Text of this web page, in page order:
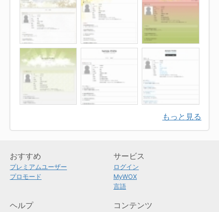
もっと見る
おすすめ
プレミアムユーザー
プロモード
サービス
ログイン
MyWOX
言語
ヘルプ コンテンツ